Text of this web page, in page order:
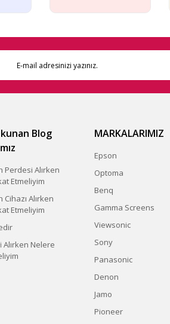
Blog
Perdesi Alırken
Etmeliyim
Alırken
Etmeliyim
Alırken Nelere
MARKALARIMIZ
Epson
Optoma
Benq
Gamma Screens
Viewsonic
Sony
Panasonic
Denon
Jamo
Pioneer